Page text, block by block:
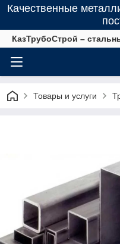
Качественные
КазТрубоСтрой –
Товары и услуги